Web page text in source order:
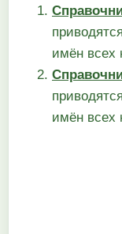
имён всех
имён всех